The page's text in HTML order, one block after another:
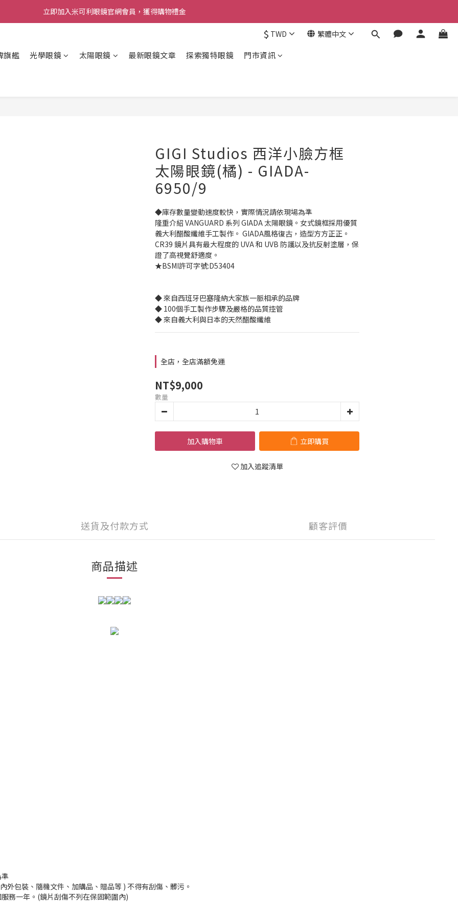
立即加入米可利眼鏡官網會員，獲得購物禮金
$ TWD 繁體中文
旗艦 光學眼鏡 太陽眼鏡 最新眼鏡文章 探索獨特眼鏡 門市資訊
GIGI Studios 西洋小臉方框
太陽眼鏡(橘) - GIADA-
6950/9
◆庫存數量變動速度較快，實際情況請依現場為準
隆重介紹 VANGUARD 系列 GIADA 太陽眼鏡。女式鏡框採用優質
義大利醋酸纖維手工製作。 GIADA風格復古，造型方方正正。
CR39 鏡片具有最大程度的 UVA 和 UVB 防護以及抗反射塗層，保
證了高視覺舒適度。
★BSMI許可字號:D53404
◆ 來自西班牙巴塞隆納大家族一脈相承的品牌
◆ 100個手工製作步驟及嚴格的品質控管
◆ 來自義大利與日本的天然醋酸纖維
全店，全店滿額免運
NT$9,000
數量
加入購物車 立即購買
加入追蹤清單
送貨及付款方式 顧客評價
商品描述
包裝、隨機文件、加購品、贈品等 ) 不得有刮傷、髒污。
務一年。(鏡片刮傷不列在保固範圍內)